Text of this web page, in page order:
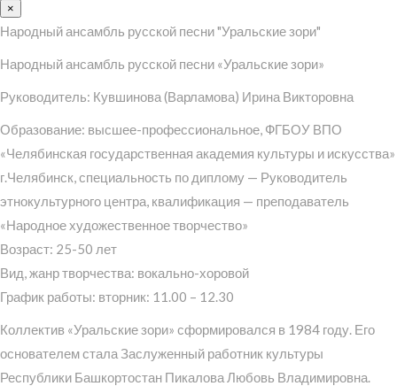
×
Народный ансамбль русской песни "Уральские зори"
Народный ансамбль русской песни «Уральские зори»
Руководитель: Кувшинова (Варламова) Ирина Викторовна
Образование: высшее-профессиональное, ФГБОУ ВПО
«Челябинская государственная академия культуры и искусства»
г.Челябинск, специальность по диплому — Руководитель
этнокультурного центра, квалификация — преподаватель
«Народное художественное творчество»
Возраст: 25-50 лет
Вид, жанр творчества: вокально-хоровой
График работы: вторник: 11.00 – 12.30
Коллектив «Уральские зори» сформировался в 1984 году. Его
основателем стала Заслуженный работник культуры
Республики Башкортостан Пикалова Любовь Владимировна.